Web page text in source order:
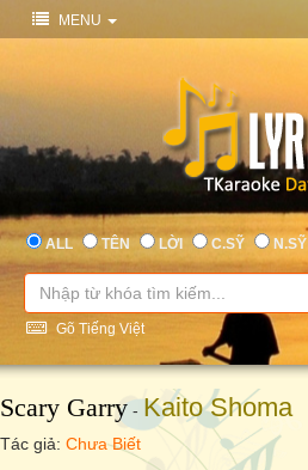
MENU
ALL TÊN LỜI C.SỸ N.SỸ
Gõ Tiếng Việt
Scary Garry - Kaito Shoma
Tác giả: Chưa Biết